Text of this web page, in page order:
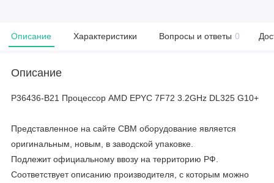
Описание Характеристики Вопросы и ответы 0
Описание
P36436-B21 Процессор AMD EPYC 7F72 3.2GHz DL325 G10+
Представленное на сайте CBM оборудование является
оригинальным, новым, в заводской упаковке.
Подлежит официальному ввозу на территорию РФ.
Соответствует описанию производителя, с которым можно